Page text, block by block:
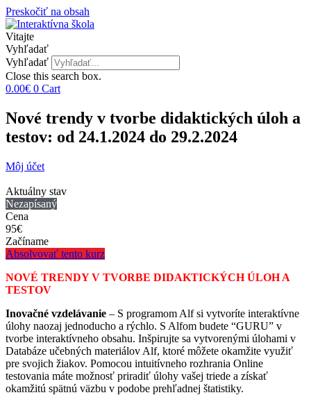
Preskočiť na obsah
Vitajte
Vyhľadať
Vyhľadať
Close this search box.
0.00€ 0 Cart
Nové trendy v tvorbe didaktických úloh a
testov: od 24.1.2024 do 29.2.2024
Môj účet
Aktuálny stav
Nezapísaný
Cena
95€
Začíname
Absolvovať tento kurz
NOVÉ TRENDY V TVORBE DIDAKTICKÝCH ÚLOH A
TESTOV
Inovačné vzdelávanie – S programom Alf si vytvoríte interaktívne
úlohy naozaj jednoducho a rýchlo. S Alfom budete “GURU” v
tvorbe interaktívneho obsahu. Inšpirujte sa vytvorenými úlohami v
Databáze učebných materiálov Alf, ktoré môžete okamžite využiť
pre svojich žiakov. Pomocou intuitívneho rozhrania Online
testovania máte možnosť priradiť úlohy vašej triede a získať
okamžitú spätnú väzbu v podobe prehľadnej štatistiky.